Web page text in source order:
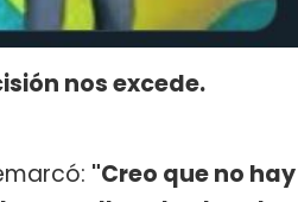
nos excede.
"Creo que no hay